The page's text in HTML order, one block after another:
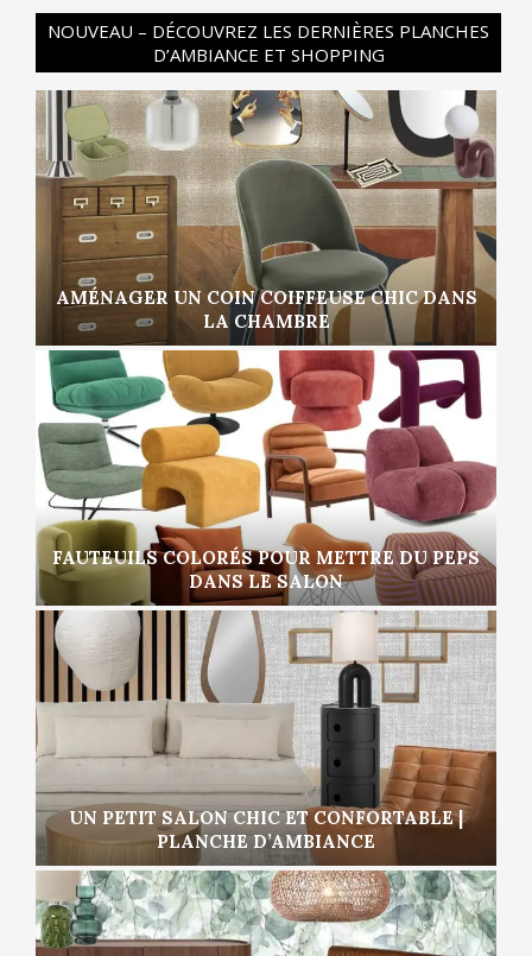
NOUVEAU – DÉCOUVREZ LES DERNIÈRES PLANCHES
D’AMBIANCE ET SHOPPING
AMÉNAGER UN COIN COIFFEUSE CHIC DANS
LA CHAMBRE
FAUTEUILS COLORÉS POUR METTRE DU PEPS
DANS LE SALON
UN PETIT SALON CHIC ET CONFORTABLE |
PLANCHE D’AMBIANCE